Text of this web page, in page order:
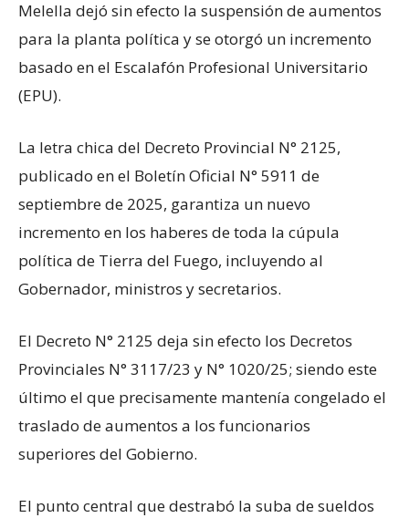
Melella dejó sin efecto la suspensión de aumentos
para la planta política y se otorgó un incremento
basado en el Escalafón Profesional Universitario
(EPU).
La letra chica del Decreto Provincial N° 2125,
publicado en el Boletín Oficial N° 5911 de
septiembre de 2025, garantiza un nuevo
incremento en los haberes de toda la cúpula
política de Tierra del Fuego, incluyendo al
Gobernador, ministros y secretarios.
El Decreto N° 2125 deja sin efecto los Decretos
Provinciales N° 3117/23 y N° 1020/25; siendo este
último el que precisamente mantenía congelado el
traslado de aumentos a los funcionarios
superiores del Gobierno.
El punto central que destrabó la suba de sueldos